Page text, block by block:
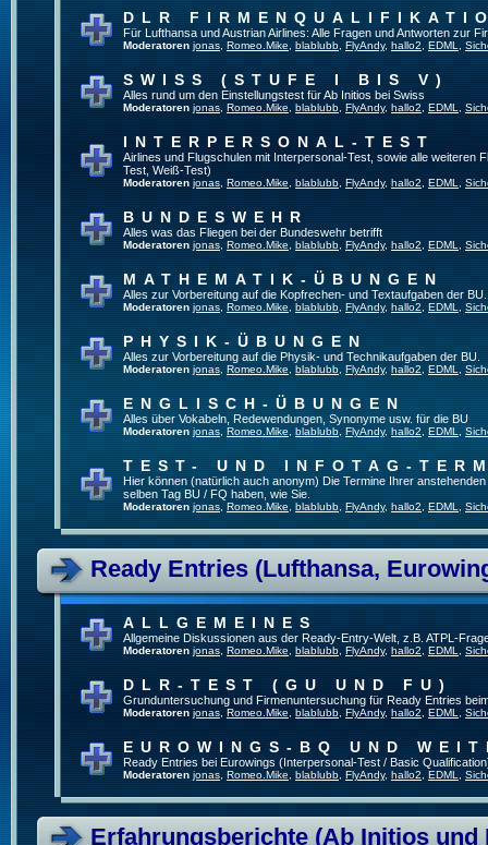
DLR
Für Lufthansa und Austrian Airlines: Alle Fragen und Antworten zur
Moderatoren jonas Romeo.Mike blablubb FlyAndy, hallo2 EDML
SWISS (STUFE I BIS V)
Alles rund um den Einstellungstest für Ab Initios bei Swiss
Moderatoren jonas Romeo.Mike blablubb FlyAndy, hallo2 EDML
INTERPERSONAL-TEST
Airlines und Flugschulen mit Interpersonal-Test, sowie alle weiteren
Test, Weiß-Test)
Moderatoren jonas Romeo.Mike blablubb FlyAndy, hallo2 EDML
BUNDESWEHR
Alles was das Fliegen bei der Bundeswehr betrifft
Moderatoren jonas Romeo.Mike blablubb FlyAndy, hallo2 EDML
MATHEMATIK-ÜBUNGEN
Alles zur Vorbereitung auf die Kopfrechen- und Textaufgaben der BU.
Moderatoren jonas Romeo.Mike blablubb FlyAndy, hallo2 EDML
PHYSIK-ÜBUNGEN
Alles zur Vorbereitung auf die Physik- und Technikaufgaben der BU.
Moderatoren jonas Romeo.Mike blablubb FlyAndy, hallo2 EDML
ENGLISCH-ÜBUNGEN
Alles über Vokabeln, Redewendungen, Synonyme usw. für die BU
Moderatoren jonas Romeo.Mike blablubb FlyAndy, hallo2 EDML
TEST- UND INFOTAG-
Hier können (natürlich auch anonym) Die Termine Ihrer
selben Tag BU / FQ haben, wie Sie.
Moderatoren jonas Romeo.Mike blablubb FlyAndy, hallo2 EDML
Ready Entries (Lufthansa,
ALLGEMEINES
Allgemeine Diskussionen aus der Ready-Entry-Welt, z.B. ATPL-
Moderatoren jonas Romeo.Mike blablubb FlyAndy, hallo2 EDML
DLR-TEST (GU UND FU)
Grunduntersuchung und Firmenuntersuchung für Ready Entries
Moderatoren jonas Romeo.Mike blablubb FlyAndy, hallo2 EDML
EUROWINGS-BQ UND
Ready Entries bei Eurowings (Interpersonal-Test / Basic
Moderatoren jonas Romeo.Mike blablubb FlyAndy, hallo2 EDML
Erfahrungsberichte (Ab Initios und